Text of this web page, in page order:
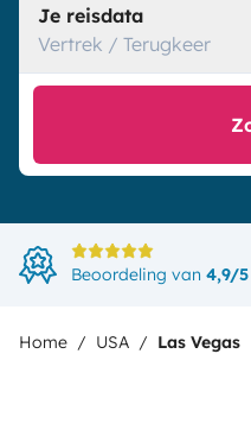
Je reisdata
Vertrek / Terugkeer
Beoordeling van 4,9/5
Home USA Las Vegas